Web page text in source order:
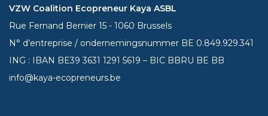
VZW Coalition Ecopreneur Kaya ASBL
Rue Fernand Bernier 15 - 1060 Brussels
N° d’entreprise / ondernemingsnummer BE 0.849.929.341
ING : IBAN BE393631 1291 5619 – BIC BBRU BE BB
info@kaya-ecopreneurs.be